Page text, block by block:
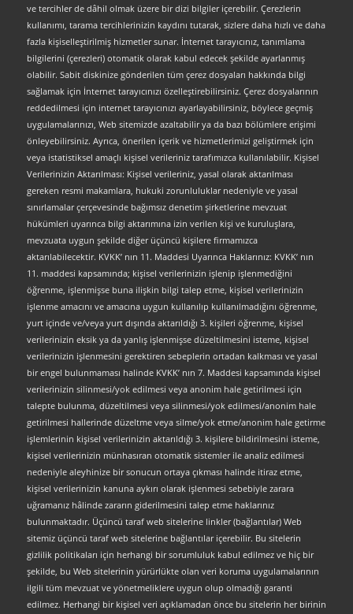
ve tercihler de dâhil olmak üzere bir dizi bilgiler içerebilir. Çerezlerin
kullanımı, tarama tercihlerinizin kaydını tutarak, sizlere daha hızlı ve daha
fazla kişiselleştirilmiş hizmetler sunar. İnternet tarayıcınız, tanımlama
bilgilerini (çerezleri) otomatik olarak kabul edecek şekilde ayarlanmış
olabilir. Sabit diskinize gönderilen tüm çerez dosyaları hakkında bilgi
sağlamak için İnternet tarayıcınızı özelleştirebilirsiniz. Çerez dosyalarının
reddedilmesi için internet tarayıcınızı ayarlayabilirsiniz, böylece geçmiş
uygulamalarınızı, Web sitemizde azaltabilir ya da bazı bölümlere erişimi
önleyebilirsiniz. Ayrıca, önerilen içerik ve hizmetlerimizi geliştirmek için
veya istatistiksel amaçlı kişisel verileriniz tarafımızca kullanılabilir. Kişisel
Verilerinizin Aktarılması: Kişisel verileriniz, yasal olarak aktarılması
gereken resmi makamlara, hukuki zorunluluklar nedeniyle ve yasal
sınırlamalar çerçevesinde bağımsız denetim şirketlerine mevzuat
hükümleri uyarınca bilgi aktarımına izin verilen kişi ve kuruluşlara,
mevzuata uygun şekilde diğer üçüncü kişilere firmamızca
aktarılabilecektir. KVKK’ nın 11. Maddesi Uyarınca Haklarınız: KVKK’ nın
11. maddesi kapsamında; kişisel verilerinizin işlenip işlenmediğini
öğrenme, işlenmişse buna ilişkin bilgi talep etme, kişisel verilerinizin
işlenme amacını ve amacına uygun kullanılıp kullanılmadığını öğrenme,
yurt içinde ve/veya yurt dışında aktarıldığı 3. kişileri öğrenme, kişisel
verilerinizin eksik ya da yanlış işlenmişse düzeltilmesini isteme, kişisel
verilerinizin işlenmesini gerektiren sebeplerin ortadan kalkması ve yasal
bir engel bulunmaması halinde KVKK’ nın 7. Maddesi kapsamında kişisel
verilerinizin silinmesi/yok edilmesi veya anonim hale getirilmesi için
talepte bulunma, düzeltilmesi veya silinmesi/yok edilmesi/anonim hale
getirilmesi hallerinde düzeltme veya silme/yok etme/anonim hale getirme
işlemlerinin kişisel verilerinizin aktarıldığı 3. kişilere bildirilmesini isteme,
kişisel verilerinizin münhasıran otomatik sistemler ile analiz edilmesi
nedeniyle aleyhinize bir sonucun ortaya çıkması halinde itiraz etme,
kişisel verilerinizin kanuna aykırı olarak işlenmesi sebebiyle zarara
uğramanız hâlinde zararın giderilmesini talep etme haklarınız
bulunmaktadır. Üçüncü taraf web sitelerine linkler (bağlantılar) Web
sitemiz üçüncü taraf web sitelerine bağlantılar içerebilir. Bu sitelerin
gizlilik politikaları için herhangi bir sorumluluk kabul edilmez ve hiç bir
şekilde, bu Web sitelerinin yürürlükte olan veri koruma uygulamalarının
ilgili tüm mevzuat ve yönetmeliklere uygun olup olmadığı garanti
edilmez. Herhangi bir kişisel veri açıklamadan önce bu sitelerin her birinin